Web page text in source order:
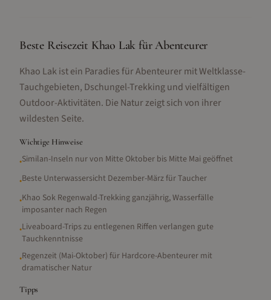
Beste Reisezeit Khao Lak für Abenteurer
Khao Lak ist ein Paradies für Abenteurer mit Weltklasse-
Tauchgebieten, Dschungel-Trekking und vielfältigen
Outdoor-Aktivitäten. Die Natur zeigt sich von ihrer
wildesten Seite.
Wichtige Hinweise
•Similan-Inseln nur von Mitte Oktober bis Mitte Mai geöffnet
•Beste Unterwassersicht Dezember-März für Taucher
•Khao Sok Regenwald-Trekking ganzjährig, Wasserfälle
imposanter nach Regen
•Liveaboard-Trips zu entlegenen Riffen verlangen gute
Tauchkenntnisse
•Regenzeit (Mai-Oktober) für Hardcore-Abenteurer mit
dramatischer Natur
Tipps